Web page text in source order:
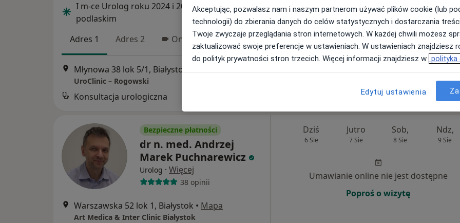
I m-ce Urolog roku 2024 i 2025 w woj.
podlaskim
Adres 1
Adres 2 Online
Młynowa 38 lok 5/1, Białystok
UroClinic – Rogowski
Konsultacja urologiczna
Bezpieczne płatności
dr n. med. Andrzej
Marek Puchnarewicz
Urolog · Więcej
38 opinii
Warszawska 52 lok 1, Białystok • Mapa
Art Medica & Inter Clinic Białystok
Dziś
6 Sie
Jutro
7 Sie
Sob,
8 Sie
Ndz,
9 Sie
Umawianie online nie jest dostępne
Poproś o wizytę
Akceptując, pozwalasz nam i naszym partnerom używać plików cookie (lub
technologii) do zbierania danych do celów statystycznych i dostarczania
Twoje zwyczaje przeglądania stron internetowych. W każdej chwili możesz
zaktualizować swoje preferencje w ustawieniach. W ustawieniach znajdziesz
do polityk prywatności stron trzecich. Więcej informacji znajdziesz w polityka
Edytuj ustawienia